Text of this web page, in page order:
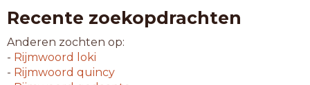
gewas
hamas
inlas
jonas
Recente zoekopdrachten
Anderen zochten op:
- Rijmwoord
loki
- Rijmwoord quincy